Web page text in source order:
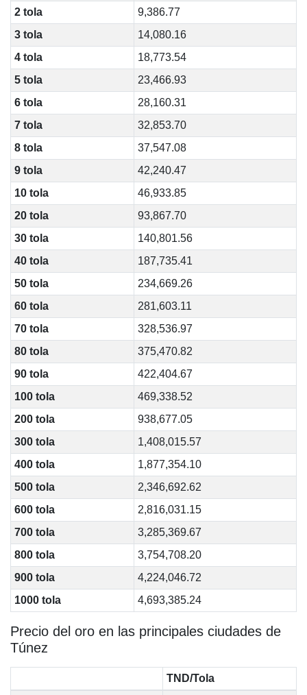
2 tola
9,386.77
3 tola
14,080.16
4 tola
18,773.54
5 tola
23,466.93
6 tola
28,160.31
7 tola
32,853.70
8 tola
37,547.08
9 tola
42,240.47
10 tola
46,933.85
20 tola
93,867.70
30 tola
140,801.56
40 tola
187,735.41
50 tola
234,669.26
60 tola
281,603.11
70 tola
328,536.97
80 tola
375,470.82
90 tola
422,404.67
100 tola
469,338.52
200 tola
938,677.05
300 tola
1,408,015.57
400 tola
1,877,354.10
500 tola
2,346,692.62
600 tola
2,816,031.15
700 tola
3,285,369.67
800 tola
3,754,708.20
900 tola
4,224,046.72
1000 tola
4,693,385.24
Precio del oro en las principales ciudades de
Túnez
TND/Tola